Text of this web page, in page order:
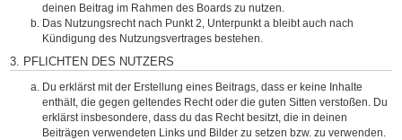
deinen Beitrag im Rahmen des Boards zu nutzen.
Das Nutzungsrecht nach Punkt 2, Unterpunkt a bleibt auch nach
Kündigung des Nutzungsvertrages bestehen.
3. PFLICHTEN DES NUTZERS
Du erklärst mit der Erstellung eines Beitrags, dass er keine Inhalte
enthält, die gegen geltendes Recht oder die guten Sitten verstoßen. Du
erklärst insbesondere, dass du das Recht besitzt, die in deinen
Beiträgen verwendeten Links und Bilder zu setzen bzw. zu verwenden.